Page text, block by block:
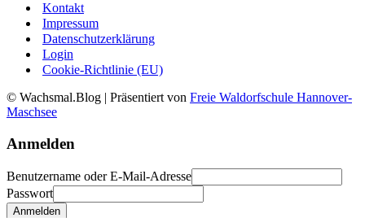
Kontakt
Impressum
Datenschutzerklärung
Login
Cookie-Richtlinie (EU)
© Wachsmal.Blog | Präsentiert von Freie Waldorfschule Hannover-
Maschsee
Anmelden
Benutzername oder E-Mail-Adresse
Passwort
Anmelden